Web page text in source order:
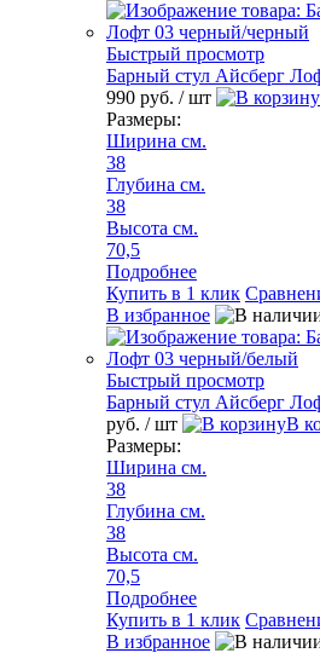
Быстрый просмотр
Барный стул Айсберг
990 руб. / шт
Размеры:
Ширина см.
38
Глубина см.
38
Высота см.
70,5
Подробнее
Купить в 1 клик
В избранное
Быстрый просмотр
Барный стул Айсберг
руб. / шт
В
Размеры:
Ширина см.
38
Глубина см.
38
Высота см.
70,5
Подробнее
Купить в 1 клик
В избранное